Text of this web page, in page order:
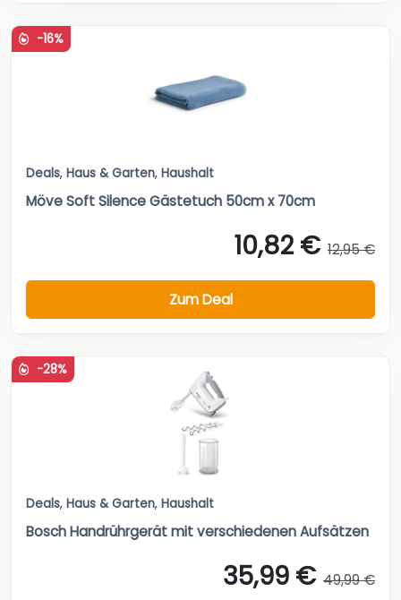
-16%
Deals, Haus & Garten, Haushalt
Möve Soft Silence Gästetuch 50cm x 70cm
10,82 € 12,95 €
Zum Deal
-28%
Deals, Haus & Garten, Haushalt
Bosch Handrührgerät mit verschiedenen Aufsätzen
35,99 € 49,99 €